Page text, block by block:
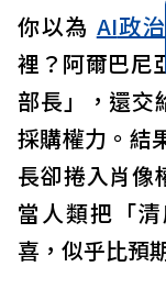
你以為 AI政治
裡？阿爾巴尼
部長」，還交
採購權力。結
長卻捲入肖像
當人類把「
喜，似乎比預